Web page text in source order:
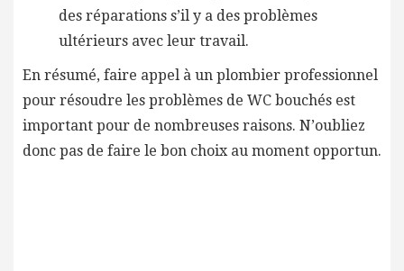
des réparations s’il y a des problèmes
ultérieurs avec leur travail.
En résumé, faire appel à un plombier professionnel
pour résoudre les problèmes de WC bouchés est
important pour de nombreuses raisons. N’oubliez
donc pas de faire le bon choix au moment opportun.